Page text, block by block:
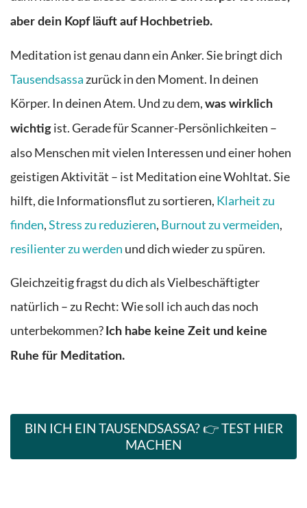
aber dein Kopf läuft auf Hochbetrieb.
Meditation ist genau dann ein Anker. Sie bringt dich
Tausendsassa zurück in den Moment. In deinen
Körper. In deinen Atem. Und zu dem, was wirklich
wichtig ist. Gerade für Scanner-Persönlichkeiten –
also Menschen mit vielen Interessen und einer hohen
geistigen Aktivität – ist Meditation eine Wohltat. Sie
hilft, die Informationsflut zu sortieren, Klarheit zu
finden,Stress zu reduzieren, Burnout zu vermeiden,
resilienter zu werden und dich wieder zu spüren.
Gleichzeitig fragst du dich als Vielbeschäftigter
natürlich – zu Recht: Wie soll ich auch das noch
unterbekommen? Ich habe keine Zeit und keine
Ruhe für Meditation.
BIN ICH EIN TAUSENDSASSA? 👉​ TEST HIER
MACHEN